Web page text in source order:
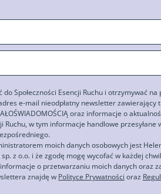
do Społeczności Esencji Ruchu i otrzymywać na
e-mail nieodpłatny newsletter zawierający
oraz informacje o
Ruchu, w tym informacje handlowe przesyłane
moich danych osobowych jest
z o.o. i że zgodę mogę wycofać w każdej
informacje o przetwarzaniu moich danych oraz
znajdę w Polityce Prywatności oraz